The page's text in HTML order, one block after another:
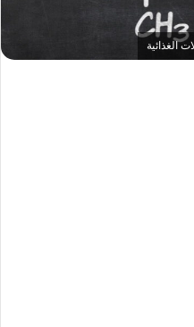
الغذائية